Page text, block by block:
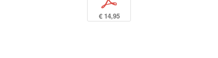
€ 14,95